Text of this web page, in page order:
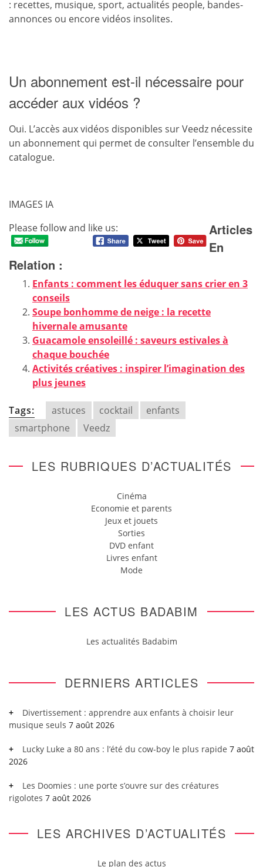
: recettes, musique, sport, actualités people, bandes-
annonces ou encore vidéos insolites.
Un abonnement est-il nécessaire pour
accéder aux vidéos ?
Oui. L’accès aux vidéos disponibles sur Veedz nécessite
un abonnement qui permet de consulter l’ensemble du
catalogue.
IMAGES IA
Please follow and like us:
Articles
En
Relation :
Enfants : comment les éduquer sans crier en 3
conseils
Soupe bonhomme de neige : la recette
hivernale amusante
Guacamole ensoleillé : saveurs estivales à
chaque bouchée
Activités créatives : inspirer l’imagination des
plus jeunes
Tags: astuces cocktail
enfants
smartphone
Veedz
LES RUBRIQUES D’ACTUALITÉS
Cinéma
Economie et parents
Jeux et jouets
Sorties
DVD enfant
Livres enfant
Mode
LES ACTUS BADABIM
Les actualités Badabim
DERNIERS ARTICLES
Divertissement : apprendre aux enfants à choisir leur
musique seuls 7 août 2026
Lucky Luke a 80 ans : l’été du cow-boy le plus rapide 7 août
2026
Les Doomies : une porte s’ouvre sur des créatures
rigolotes 7 août 2026
LES ARCHIVES D’ACTUALITÉS
Le plan des actus